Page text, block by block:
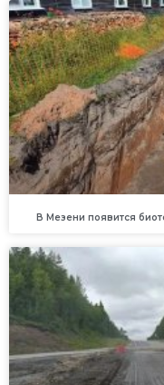
В Мезени появится